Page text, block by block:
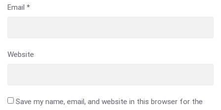
Email *
Website
Save my name, email, and website in this browser for the